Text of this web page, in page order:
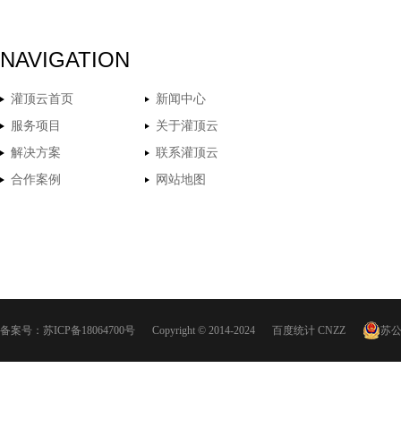
NAVIGATION
灌顶云首页
新闻中心
服务项目
关于灌顶云
解决方案
联系灌顶云
合作案例
网站地图
备案号： 苏ICP备18064700号 Copyright © 2014-2024 百度统计 CNZZ 苏